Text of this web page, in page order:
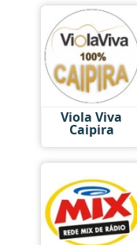
Viola Viva
Caipira